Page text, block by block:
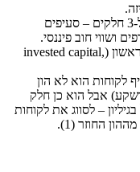
בפרק 3, מוסבר שמחלקים את המאזן ל-3 חלקים – סעיפים
ושווי חוב פיננסי.
האם זו החלוקה שצריך לבצע בגיליון הראשון (invested capital,
לקוחות הוא לא הון
אבל הוא כן חלק
– לסווג את לקוחות